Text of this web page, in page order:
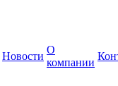
Новости
О
компании